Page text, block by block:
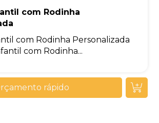
com Rodinha
com Rodinha Personalizada
com Rodinha...
rápido